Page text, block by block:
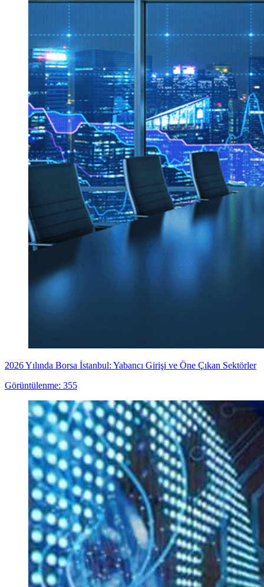
2026 Yılında Borsa İstanbul: Yabancı Girişi ve Öne Çıkan Sektörler
Görüntülenme: 355